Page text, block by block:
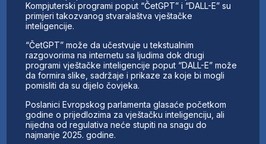
Kompjuterski programi poput “ČetGPT” i “DALL-E” su
primjeri takozvanog stvaralaštva vještačke
inteligencije.
“ČetGPT” može da učestvuje u tekstualnim
razgovorima na internetu sa ljudima dok drugi
programi vještačke inteligencije poput “DALL-E” može
da formira slike, sadržaje i prikaze za koje bi mogli
pomisliti da su dijelo čovjeka.
Poslanici Evropskog parlamenta glasaće početkom
godine o prijedlozima za vještačku inteligenciju, ali
nijedna od regulativa neće stupiti na snagu do
najmanje 2025. godine.